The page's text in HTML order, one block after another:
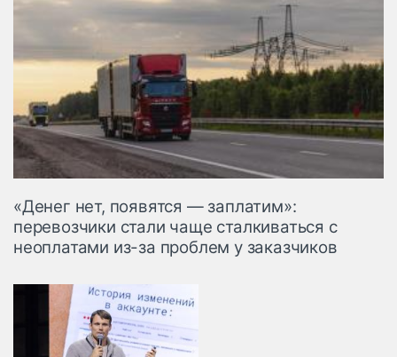
Автосервис,
запчасти, шины
Топливо, масла и
автохимия
Дзен
«Денег нет, появятся — заплатим»:
перевозчики стали чаще сталкиваться с
неоплатами из-за проблем у заказчиков